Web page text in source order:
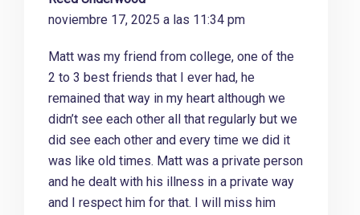
noviembre 17, 2025 a las 11:34 pm
Matt was my friend from college, one of the
2 to 3 best friends that I ever had, he
remained that way in my heart although we
didn’t see each other all that regularly but we
did see each other and every time we did it
was like old times. Matt was a private person
and he dealt with his illness in a private way
and I respect him for that. I will miss him